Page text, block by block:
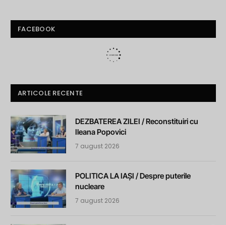
FACEBOOK
ARTICOLE RECENTE
DEZBATEREA ZILEI / Reconstituiri cu
Ileana Popovici
7 august 2026
POLITICA LA IAȘI / Despre puterile
nucleare
7 august 2026